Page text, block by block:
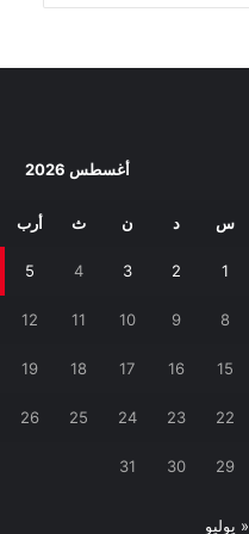
أغسطس 2026
س د ن ث أرب
1
2
3
4
5
8
9
10
11
12
15
16
17
18
19
22
23
24
25
26
29
30
31
« يوليو